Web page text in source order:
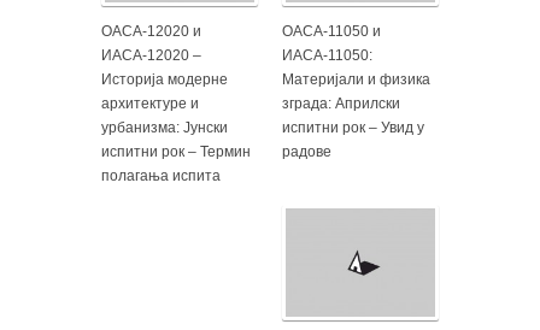
ОАСА-12020 и
ИАСА-12020 –
Историја модерне
архитектуре и
урбанизма: Јунски
испитни рок – Термин
полагања испита
ОАСА-11050 и
ИАСА-11050:
Материјали и физика
зграда: Априлски
испитни рок – Увид у
радове